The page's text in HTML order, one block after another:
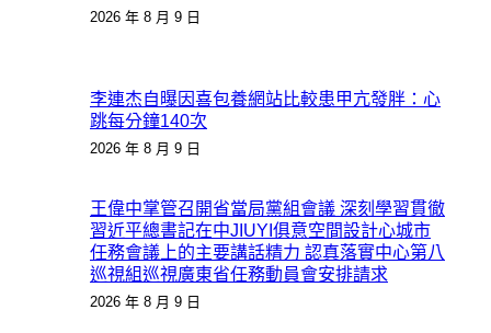
2026 年 8 月 9 日
李連杰自曝因喜包養網站比較患甲亢發胖：心
跳每分鐘140次
2026 年 8 月 9 日
王偉中掌管召開省當局黨組會議 深刻學習貫徹
習近平總書記在中JIUYI俱意空間設計心城市
任務會議上的主要講話精力 認真落實中心第八
巡視組巡視廣東省任務動員會安排請求
2026 年 8 月 9 日